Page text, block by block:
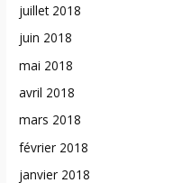
juillet 2018
juin 2018
mai 2018
avril 2018
mars 2018
février 2018
janvier 2018